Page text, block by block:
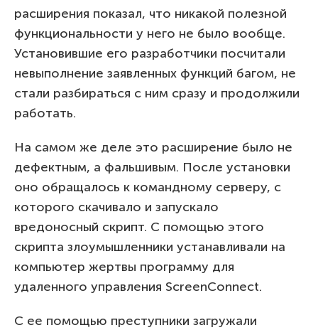
расширения показал, что никакой полезной
функциональности у него не было вообще.
Установившие его разработчики посчитали
невыполнение заявленных функций багом, не
стали разбираться с ним сразу и продолжили
работать.
На самом же деле это расширение было не
дефектным, а фальшивым. После установки
оно обращалось к командному серверу, с
которого скачивало и запускало
вредоносный скрипт. С помощью этого
скрипта злоумышленники устанавливали на
компьютер жертвы программу для
удаленного управления ScreenConnect.
С ее помощью преступники загружали